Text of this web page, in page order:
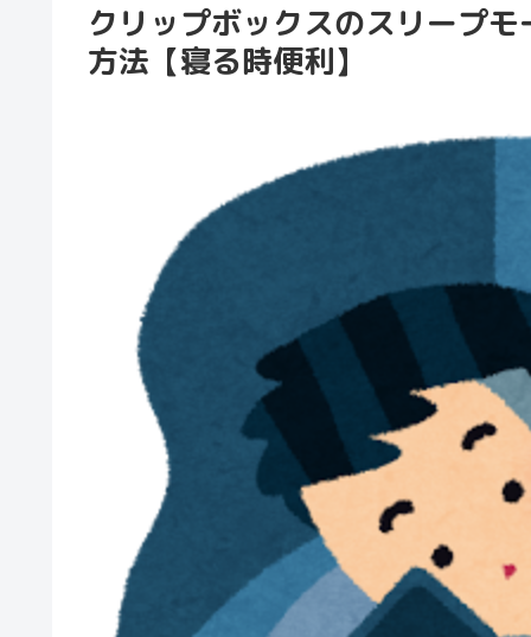
クリップボックスのスリープ
方法【寝る時便利】